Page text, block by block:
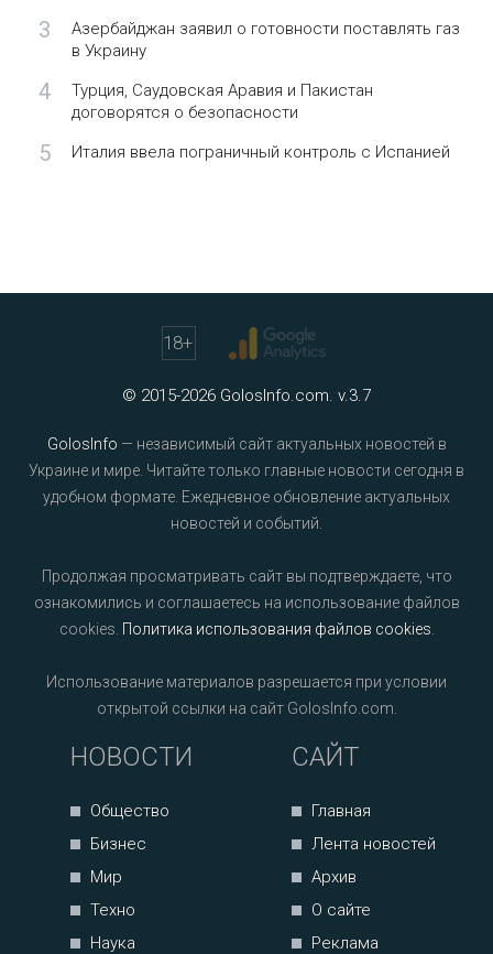
3
Азербайджан заявил о готовности поставлять газ
в Украину
4
Турция, Саудовская Аравия и Пакистан
договорятся о безопасности
5 Италия ввела пограничный контроль с Испанией
18+
© 2015-2026 GolosInfo.com. v.3.7
GolosInfo — независимый сайт актуальных новостей в
Украине и мире. Читайте только главные новости сегодня в
удобном формате. Ежедневное обновление актуальных
новостей и событий.
Продолжая просматривать сайт вы подтверждаете, что
ознакомились и соглашаетесь на использование файлов
cookies. Политика использования файлов cookies
Использование материалов разрешается при условии
открытой ссылки на сайт GolosInfo.com.
НОВОСТИ
Общество
Бизнес
Мир
Техно
Наука
САЙТ
Главная
Лента новостей
Архив
О сайте
Реклама